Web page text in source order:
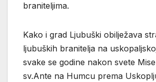
braniteljima.
Kako i grad Ljubuški obilježava
ljubuških branitelja na
svake se godine nakon svete
sv.Ante na Humcu prema